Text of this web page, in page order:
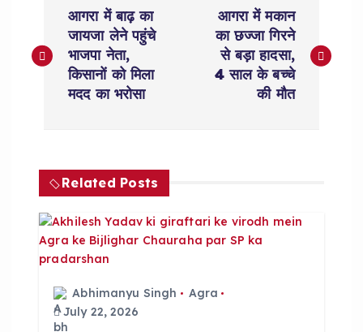
o
n
a
v
आगरा में बाढ़ का
जायजा लेने पहुंचे
भाजपा नेता,
किसानों को मिला
मदद का भरोसा
आगरा में मकान
का छज्जा गिरने
से बड़ा हादसा,
4 साल के बच्चे
की मौत
Related Posts
Abhimanyu Singh
Agra
July 22, 2026